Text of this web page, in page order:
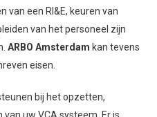
van een RI&E, keuren van
van het personeel zijn
ARBO Amsterdam kan tevens
eisen.
bij het opzetten,